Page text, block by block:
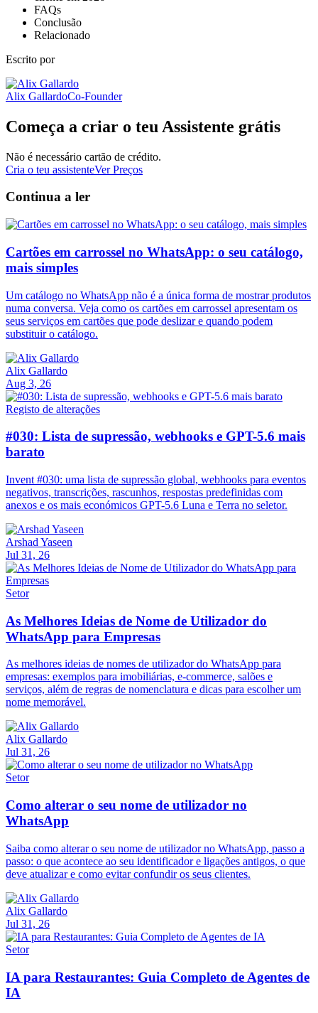
FAQs
Conclusão
Relacionado
Escrito por
Alix GallardoCo-Founder
Começa a criar o teu Assistente grátis
Não é necessário cartão de crédito.
Cria o teu assistenteVer Preços
Continua a ler
Cartões em carrossel no WhatsApp: o seu catálogo,
mais simples
Um catálogo no WhatsApp não é a única forma de mostrar produtos
numa conversa. Veja como os cartões em carrossel apresentam os
seus serviços em cartões que pode deslizar e quando podem
substituir o catálogo.
Alix Gallardo
Aug 3, 26
Registo de alterações
#030: Lista de supressão, webhooks e GPT-5.6 mais
barato
Invent #030: uma lista de supressão global, webhooks para eventos
negativos, transcrições, rascunhos, respostas predefinidas com
anexos e os mais económicos GPT-5.6 Luna e Terra no seletor.
Arshad Yaseen
Jul 31, 26
Setor
As Melhores Ideias de Nome de Utilizador do
WhatsApp para Empresas
As melhores ideias de nomes de utilizador do WhatsApp para
empresas: exemplos para imobiliárias, e-commerce, salões e
serviços, além de regras de nomenclatura e dicas para escolher um
nome memorável.
Alix Gallardo
Jul 31, 26
Setor
Como alterar o seu nome de utilizador no
WhatsApp
Saiba como alterar o seu nome de utilizador no WhatsApp, passo a
passo: o que acontece ao seu identificador e ligações antigos, o que
deve atualizar e como evitar confundir os seus clientes.
Alix Gallardo
Jul 31, 26
Setor
IA para Restaurantes: Guia Completo de Agentes de
IA